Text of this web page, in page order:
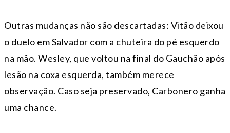
Outras mudanças não são descartadas: Vitão deixou
o duelo em Salvador com a chuteira do pé esquerdo
na mão. Wesley, que voltou na final do Gauchão após
lesão na coxa esquerda, também merece
observação. Caso seja preservado, Carbonero ganha
uma chance.